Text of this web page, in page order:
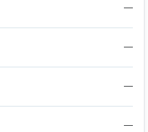
—
—
—
—